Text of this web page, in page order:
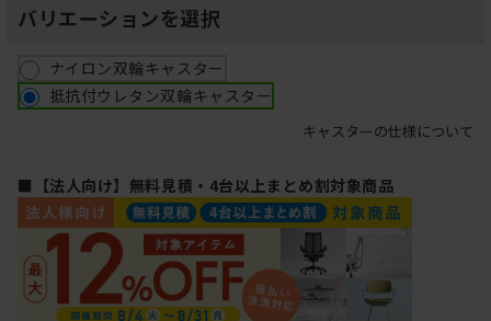
バリエーションを選択
ナイロン双輪キャスター
抵抗付ウレタン双輪キャスター
キャスターの仕様について
■【法人向け】無料見積・4台以上まとめ割対象商品